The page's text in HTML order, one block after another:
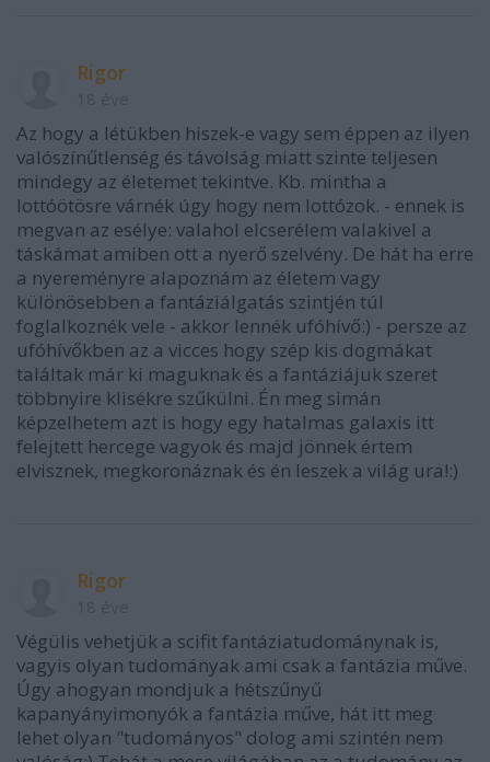
Rigor
Az hogy a létükben hiszek-e vagy sem éppen az ilyen
valószínűtlenség és távolság miatt szinte teljesen
mindegy az életemet tekintve. Kb. mintha a
lottóötösre várnék úgy hogy nem lottózok. - ennek is
megvan az esélye: valahol elcserélem valakivel a
táskámat amiben ott a nyerő szelvény. De hát ha erre
a nyereményre alapoznám az életem vagy
különösebben a fantáziálgatás szintjén túl
foglalkoznék vele - akkor lennék ufóhívő:) - persze az
ufóhívőkben az a vicces hogy szép kis dogmákat
találtak már ki maguknak és a fantáziájuk szeret
többnyire klisékre szűkülni. Én meg simán
képzelhetem azt is hogy egy hatalmas galaxis itt
felejtett hercege vagyok és majd jönnek értem
elvisznek, megkoronáznak és én leszek a világ ura!:)
Rigor
Végülis vehetjük a scifit fantáziatudománynak is,
vagyis olyan tudományak ami csak a fantázia műve.
Úgy ahogyan mondjuk a hétszűnyű
kapanyányimonyók a fantázia műve, hát itt meg
lehet olyan "tudományos" dolog ami szintén nem